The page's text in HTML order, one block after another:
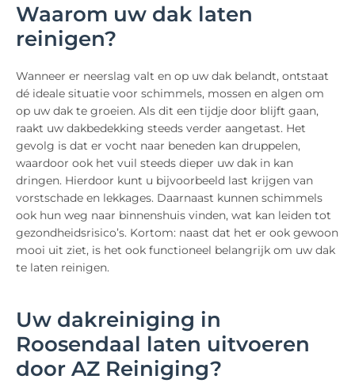
Waarom uw dak laten
reinigen?
Wanneer er neerslag valt en op uw dak belandt, ontstaat
dé ideale situatie voor schimmels, mossen en algen om
op uw dak te groeien. Als dit een tijdje door blijft gaan,
raakt uw dakbedekking steeds verder aangetast. Het
gevolg is dat er vocht naar beneden kan druppelen,
waardoor ook het vuil steeds dieper uw dak in kan
dringen. Hierdoor kunt u bijvoorbeeld last krijgen van
vorstschade en lekkages. Daarnaast kunnen schimmels
ook hun weg naar binnenshuis vinden, wat kan leiden tot
gezondheidsrisico’s. Kortom: naast dat het er ook gewoon
mooi uit ziet, is het ook functioneel belangrijk om uw dak
te laten reinigen.
Uw dakreiniging in
Roosendaal laten uitvoeren
door AZ Reiniging?